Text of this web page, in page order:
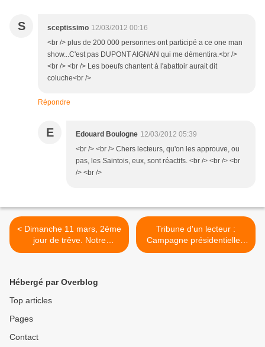
S sceptissimo 12/03/2012 00:16
<br /> plus de 200 000 personnes ont participé a ce one man
show...C'est pas DUPONT AIGNAN qui me démentira.<br />
<br /> <br /> Les boeufs chantent à l'abattoir aurait dit
coluche<br />
Répondre
E Edouard Boulogne 12/03/2012 05:39
<br /> <br /> Chers lecteurs, qu'on les approuve, ou
pas, les Saintois, eux, sont réactifs. <br /> <br /> <br
/> <br />
< Dimanche 11 mars, 2ème
jour de trêve. Notre
programme vous amusera-
Tribune d'un lecteur :
Campagne présidentielle :
au-delà des invectives,
Hébergé par Overblog
Top articles
Pages
Contact